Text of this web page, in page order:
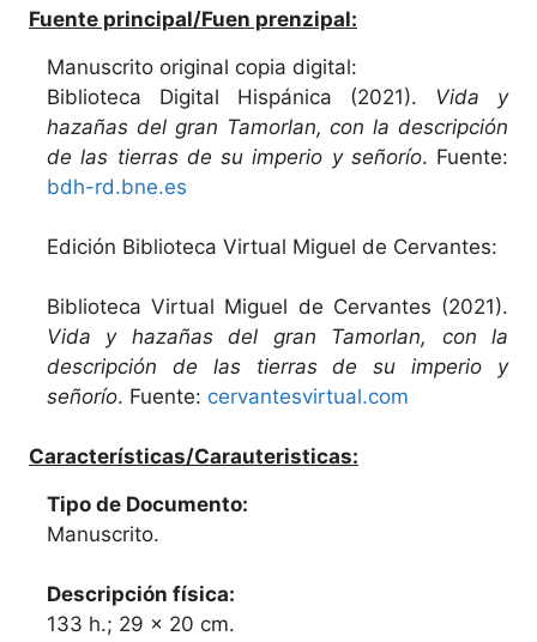
Fuente principal/Fuen prenzipal:
Manuscrito original copia digital:
Biblioteca Digital Hispánica (2021). Vida y
hazañas del gran Tamorlan, con la descripción
de las tierras de su imperio y señorío. Fuente:
bdh-rd.bne.es
Edición Biblioteca Virtual Miguel de Cervantes:
Biblioteca Virtual Miguel de Cervantes (2021).
Vida y hazañas del gran Tamorlan, con la
descripción de las tierras de su imperio y
señorío. Fuente: cervantesvirtual.com
Características/Carauteristicas:
Tipo de Documento:
Manuscrito.
Descripción física:
133 h.; 29 x 20 cm.